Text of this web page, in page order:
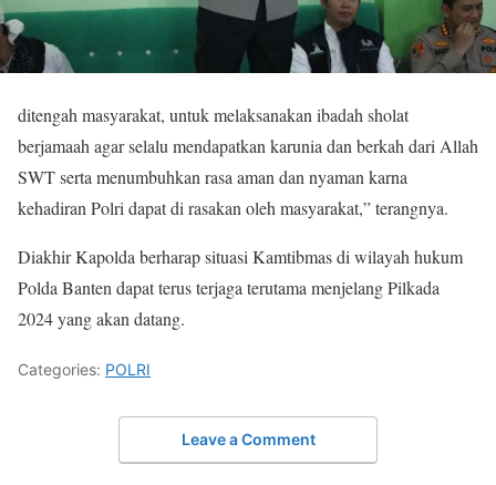
ditengah masyarakat, untuk melaksanakan ibadah sholat
berjamaah agar selalu mendapatkan karunia dan berkah dari Allah
SWT serta menumbuhkan rasa aman dan nyaman karna
kehadiran Polri dapat di rasakan oleh masyarakat,” terangnya.
Diakhir Kapolda berharap situasi Kamtibmas di wilayah hukum
Polda Banten dapat terus terjaga terutama menjelang Pilkada
2024 yang akan datang.
Categories: POLRI
Leave a Comment